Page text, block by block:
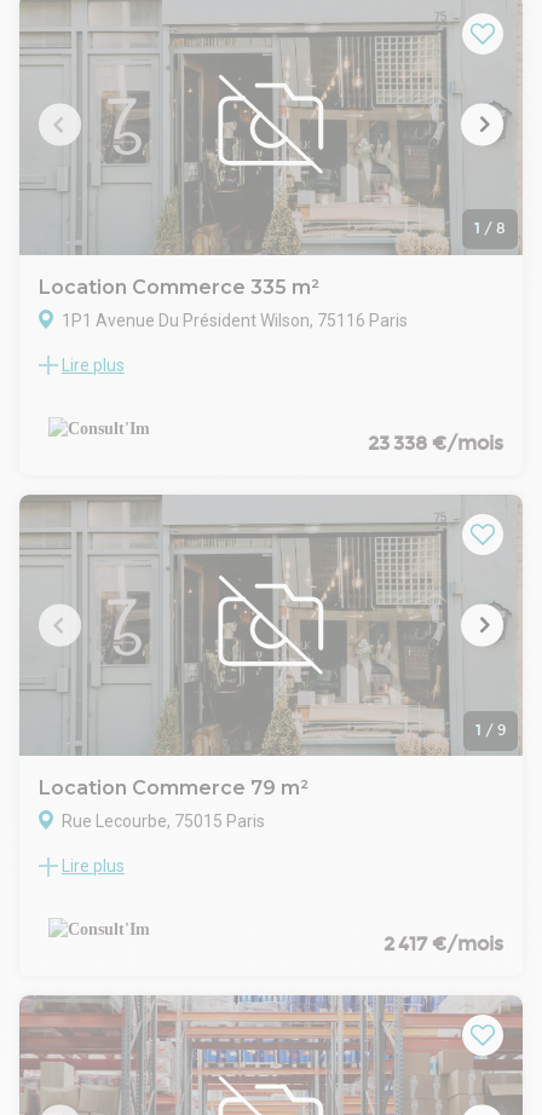
cœur d’un environnement économique dynamique abritant
de nombreuses entreprises, sièges sociaux et commerces
haut de gamme. À proximité immédiate se trouvent les
stations de métro Saint-Augustin, Miromesnil et Havre-
Caumartin, assurant une excellente desserte par les lignes 3,
9, 12 et 14, ainsi que par le RER A à Auber.
Les occupants profitent d’un cadre de travail valorisant,
combinant prestige, accessibilité et confort, au sein d’un
quartier vivant proche des Grands Magasins et du parc
1 / 8
Location Commerce 335 m²
1P1 Avenue Du Président Wilson, 75116 Paris
Au pont de l'Alma, dans un immeuble de standing, à louer
sous-sol relié.
CARACTERISTIQUES DE L'OFFRE
Belle hauteur sous-plafond
Climatisation par fraicheur de Paris
Chauffage CPCU
Matériaux de qualité
38,05 m² de caves en sous-sol
Une cuisine aménagée en sous-sol
CONDITIONS FINANCIERES
Bail : commercial 3/6/9 ans
Loyer mensuel : 23 334 € HT
Disponibilité : Immédiate
Lire plus
23 338 €/mois
1 / 9
Location Commerce 79 m²
Rue Lecourbe, 75015 Paris
Rue Lecourbe, au coeur du 15ème arrondissement, dans un
24 m² de réserve.
CARACTERISTIQUES DE L'OFFRE
Sanitaire au RDC
Bel espace de vente
Réserve en sous-sol
CONDITIONS FINANCIERES
Bail : commercial 3/6/9/10 ans
Lire plus
2 417 €/mois